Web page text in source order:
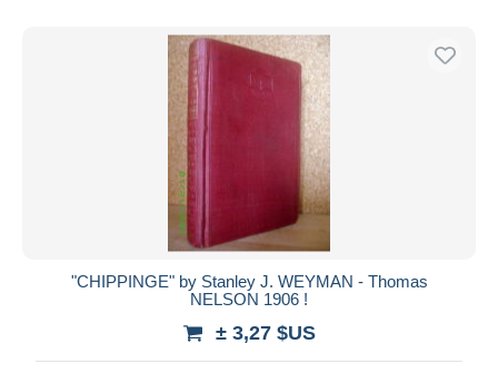
"CHIPPINGE" by Stanley J. WEYMAN - Thomas
NELSON 1906 !
± 3,27 $US